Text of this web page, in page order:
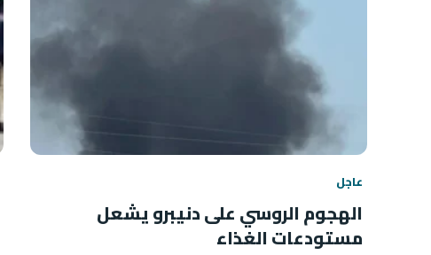
عاجل
الهجوم الروسي على دنيبرو يشعل
مستودعات الغذاء